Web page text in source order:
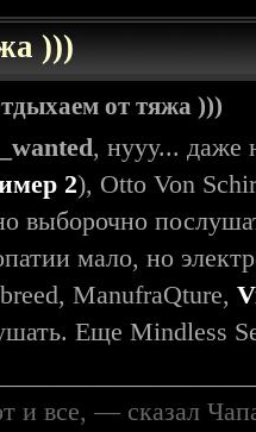
)))
от тяжа )))
, нууу... даже
2), Otto Von
выборочно
мало, но
ManufraQture,
Еще Mindless
и все, — сказал